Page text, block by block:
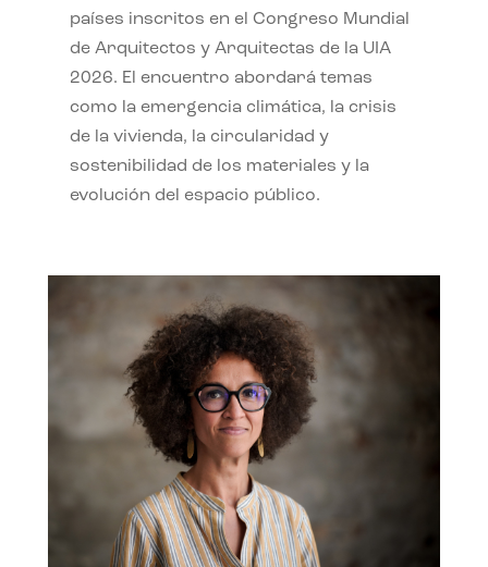
países inscritos en el Congreso Mundial
de Arquitectos y Arquitectas de la UIA
2026. El encuentro abordará temas
como la emergencia climática, la crisis
de la vivienda, la circularidad y
sostenibilidad de los materiales y la
evolución del espacio público.